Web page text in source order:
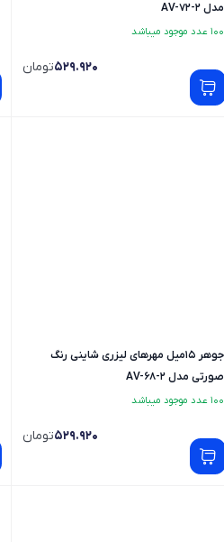
مدل AV-72-2
100 عدد موجود میباشد
529.920تومان
جوهر 15میل مهرهای لیزری شاینی رنگ
صورتی مدل AV-68-2
100 عدد موجود میباشد
529.920تومان